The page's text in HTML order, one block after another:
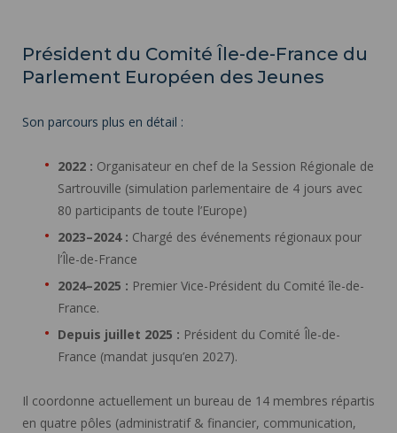
Président du Comité Île-de-France du
Parlement Européen des Jeunes
Son parcours plus en détail :
2022 : Organisateur en chef de la Session Régionale de
Sartrouville (simulation parlementaire de 4 jours avec
80 participants de toute l’Europe)
2023–2024 : Chargé des événements régionaux pour
l’Île-de-France
2024–2025 : Premier Vice-Président du Comité île-de-
France.
Depuis juillet 2025 : Président du Comité Île-de-
France (mandat jusqu’en 2027).
Il coordonne actuellement un bureau de 14 membres répartis
en quatre pôles (administratif & financier, communication,